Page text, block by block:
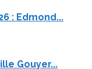
: Edmond...
Gouyer...